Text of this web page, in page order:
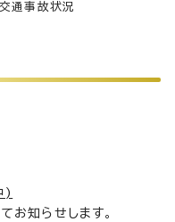
通事故状況
)
お知らせします。